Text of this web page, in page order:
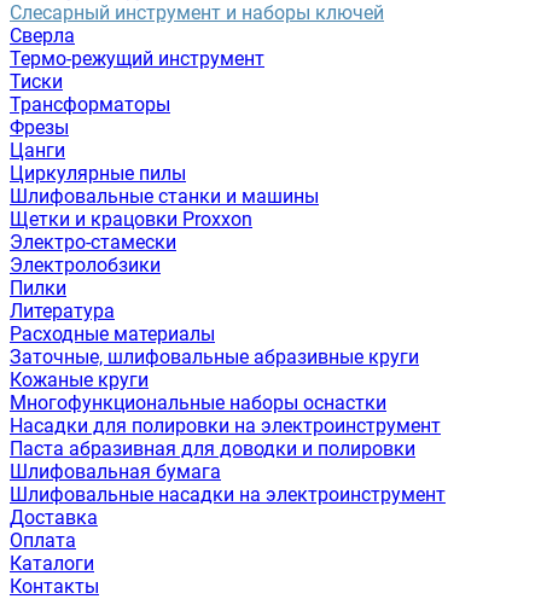
Слесарный инструмент и наборы ключей
Сверла
Термо-режущий инструмент
Тиски
Трансформаторы
Фрезы
Цанги
Циркулярные пилы
Шлифовальные станки и машины
Щетки и крацовки Proxxon
Электро-стамески
Электролобзики
Пилки
Литература
Расходные материалы
Заточные, шлифовальные абразивные круги
Кожаные круги
Многофункциональные наборы оснастки
Насадки для полировки на электроинструмент
Паста абразивная для доводки и полировки
Шлифовальная бумага
Шлифовальные насадки на электроинструмент
Доставка
Оплата
Каталоги
Контакты